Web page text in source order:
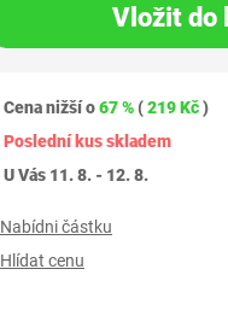
Vložit do
Cena nižší o67 % (219 Kč)
Poslední kus skladem
U Vás 11. 8. - 12. 8.
Nabídni částku
Hlídat cenu